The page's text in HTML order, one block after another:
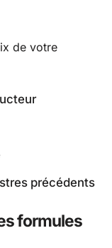
de votre
précédents
formules